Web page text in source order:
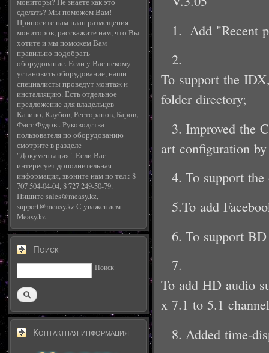
мониторы? Не знаете как это
сделать? Мы поможем Вам!
Приносите нам план размещения
мониторов, расскажите нам, что Вы
хотите и мы поможем Вам
правильно подобрать
оборудование. Если у Вас некому
установить оборудование, наши
специалисты проведут монтаж и
инсталляцию. Есть отдельное
предложение для владельцев
Казино, Клубов, Ресторанов, Баров,
Фаст Фудов . Руководства
пользователя по оборудованию
смотрите в разделе
"Документация". Если Вас
интересует дополнительная
информация, звоните нам по тел.: 8
707 504-04-04, 8 727 249-50-79.
Пишите sales@measy.kz,
support@measy.kz С уважением
Measy.kz
Поиск
Поиск
Контактная информация
1. Add "Recent
2.
To support the
folder directory;
3. Improved the
art configuration
4. To support
5.To add
6. To support
7.
To add HD audio
x 7.1 to 5.1
8. Added time-